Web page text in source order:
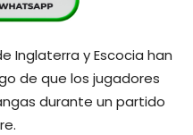
Inglaterra y Escocia han
de que los jugadores
durante un partido